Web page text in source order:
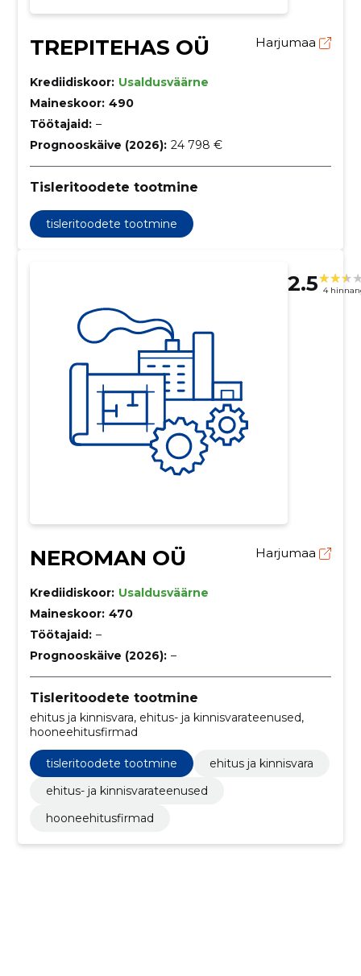
TREPITEHAS OÜ Harjumaa
Krediidiskoor: Usaldusväärne
Maineskoor: 490
Töötajaid: –
Prognooskäive (2026): 24 798 €
Tisleritoodete tootmine
tisleritoodete tootmine
2.5 4
NEROMAN OÜ Harjumaa
Krediidiskoor: Usaldusväärne
Maineskoor: 470
Töötajaid: –
Prognooskäive (2026): –
Tisleritoodete tootmine
ehitus ja kinnisvara, ehitus- ja kinnisvarateenused,
hooneehitusfirmad
tisleritoodete tootmine
ehitus ja kinnisvara
ehitus- ja kinnisvarateenused
hooneehitusfirmad